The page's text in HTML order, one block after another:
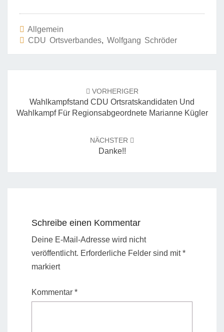
Allgemein
CDU Ortsverbandes, Wolfgang Schröder
VORHERIGER
Wahlkampfstand CDU Ortsratskandidaten Und
Wahlkampf Für Regionsabgeordnete Marianne Kügler
NÄCHSTER
Danke!!
Schreibe einen Kommentar
Deine E-Mail-Adresse wird nicht
veröffentlicht. Erforderliche Felder sind mit*
markiert
Kommentar *